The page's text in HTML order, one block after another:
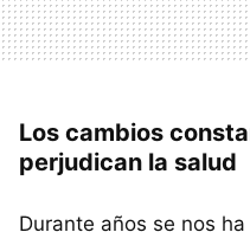
Los cambios
perjudican la salud
Durante años se nos